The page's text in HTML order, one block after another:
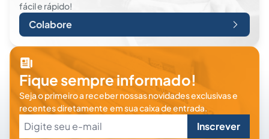
fácil e rápido!
Colabore
Fique sempre informado!
Seja o primeiro a receber nossas novidades exclusivas e
recentes diretamente em sua caixa de entrada.
Inscrever